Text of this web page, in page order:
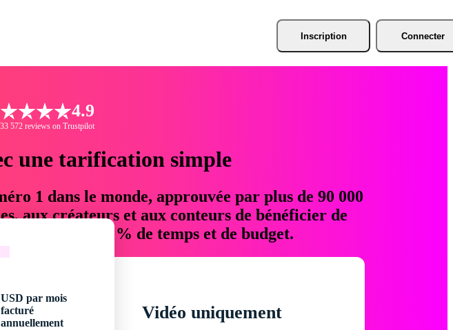
Inscription Connecter
4.9
572 reviews on Trustpilot
une tarification simple
1 dans le monde, approuvée par plus de 90 000
aux créateurs et aux conteurs de bénéficier de
jusqu'à 76 % de temps et de budget.
USD par mois
facturé
annuellement
Vidéo uniquement